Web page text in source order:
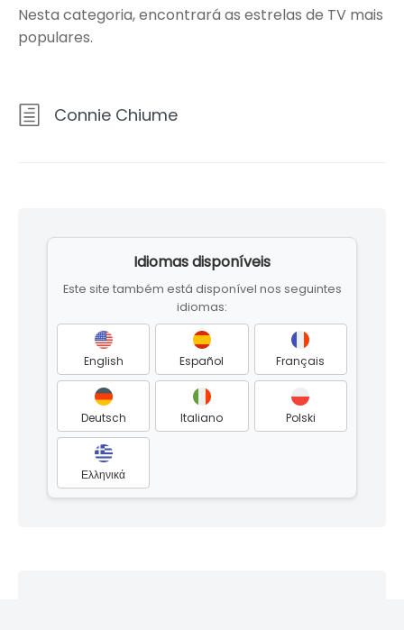
Nesta categoria, encontrará as estrelas de TV mais
populares.
Connie Chiume
Idiomas disponíveis
Este site também está disponível nos seguintes
idiomas:
English Español Français
Deutsch Italiano Polski
Ελληνικά